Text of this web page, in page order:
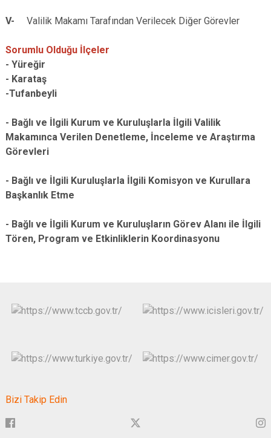
V- Valilik Makamı Tarafından Verilecek Diğer Görevler
Sorumlu Olduğu İlçeler
- Yüreğir
- Karataş
-Tufanbeyli
- Bağlı ve İlgili Kurum ve Kuruluşlarla İlgili Valilik
Makamınca Verilen Denetleme, İnceleme ve Araştırma
Görevleri
- Bağlı ve İlgili Kuruluşlarla İlgili Komisyon ve Kurullara
Başkanlık Etme
- Bağlı ve İlgili Kurum ve Kuruluşların Görev Alanı ile İlgili
Tören, Program ve Etkinliklerin Koordinasyonu
Bizi Takip Edin